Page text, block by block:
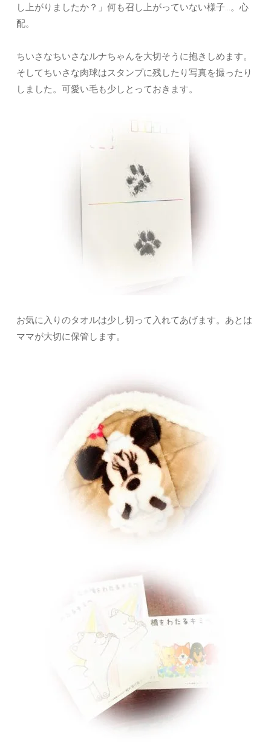
し上がりましたか？」何も召し上がっていない様子…。心
配。
ちいさなちいさなルナちゃんを大切そうに抱きしめます。
そしてちいさな肉球はスタンプに残したり写真を撮ったり
しました。可愛い毛も少しとっておきます。
お気に入りのタオルは少し切って入れてあげます。あとは
ママが大切に保管します。